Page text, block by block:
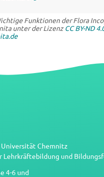
Funktionen der Flora
unter der LizenzCC BY-ND
Universität Chemnitz
Lehrkräftebildung und
4-6 und